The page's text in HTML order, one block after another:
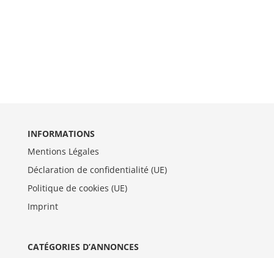
INFORMATIONS
Mentions Légales
Déclaration de confidentialité (UE)
Politique de cookies (UE)
Imprint
CATÉGORIES D’ANNONCES